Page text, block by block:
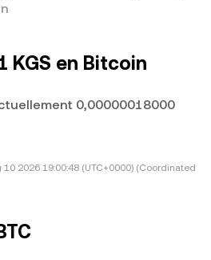
KGS en Bitcoin
0,00000018000
10 2026 19:00:48 (UTC+0000) (Coordinated